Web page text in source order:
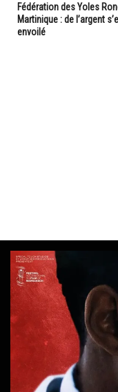
Fédération des Yoles
Martinique : de l’argent
envoilé